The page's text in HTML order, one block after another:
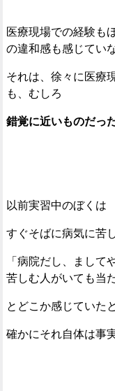
医療現場での経験も
の違和感も感じてい
それは、徐々に医療
も、むしろ
錯覚に近いものだっ
以前実習中のぼくは
すぐそばに病気に苦
「病院だし、まし
苦しむ人がいても当
とどこか感じていた
確かにそれ自体は事